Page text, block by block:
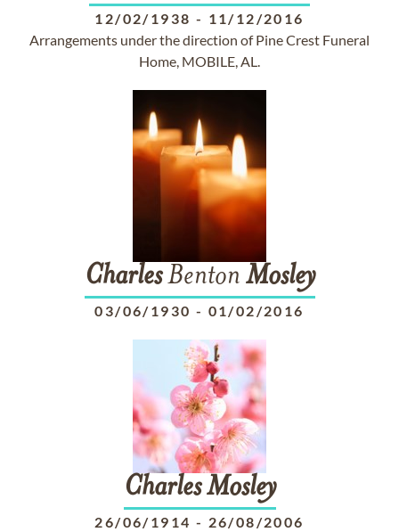
12/02/1938 - 11/12/2016
Arrangements under the direction of Pine Crest Funeral
Home, MOBILE, AL.
CharlesBenton Mosley
03/06/1930 - 01/02/2016
Charles Mosley
26/06/1914 - 26/08/2006